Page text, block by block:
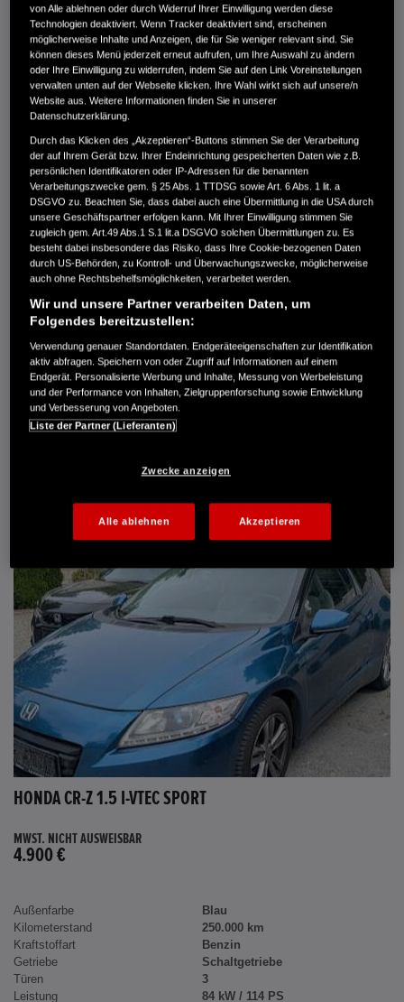
MWST. NICHT AUSWEISBAR
3.900 €
Außenfarbe
crystal black pearl
Kilometerstand
166.000 km
Kraftstoffart
Super
Getriebe
Automatik
Türen
5
Leistung
61 kW / 83 PS
Hubraum
1.339 cm³
Erstzulassung
10.2007
Bauart
Limousine
AUTO HARKE GMBH
Randersweide 59-63
21035 Hamburg
+49 40 735 935 0
DETAILS
HONDA CR-Z 1.5 I-VTEC SPORT
MWST. NICHT AUSWEISBAR
4.900 €
Außenfarbe
Blau
Kilometerstand
250.000 km
Kraftstoffart
Benzin
Getriebe
Schaltgetriebe
Türen
3
Leistung
84 kW / 114 PS
von Alle ablehnen oder durch Widerruf Ihrer Einwilligung werden diese
Technologien deaktiviert. Wenn Tracker deaktiviert sind, erscheinen
möglicherweise Inhalte und Anzeigen, die für Sie weniger relevant sind. Sie
können dieses Menü jederzeit erneut aufrufen, um Ihre Auswahl zu ändern
oder Ihre Einwilligung zu widerrufen, indem Sie auf den Link Voreinstellungen
verwalten unten auf der Webseite klicken. Ihre Wahl wirkt sich auf unsere/n
Website aus. Weitere Informationen finden Sie in unserer
Datenschutzerklärung.
Durch das Klicken des „Akzeptieren“-Buttons stimmen Sie der Verarbeitung
der auf Ihrem Gerät bzw. Ihrer Endeinrichtung gespeicherten Daten wie z.B.
persönlichen Identifikatoren oder IP-Adressen für die benannten
Verarbeitungszwecke gem. § 25 Abs. 1 TTDSG sowie Art. 6 Abs. 1 lit. a
DSGVO zu. Beachten Sie, dass dabei auch eine Übermittlung in die USA durch
unsere Geschäftspartner erfolgen kann. Mit Ihrer Einwilligung stimmen Sie
zugleich gem. Art.49 Abs.1 S.1 lit.a DSGVO solchen Übermittlungen zu. Es
besteht dabei insbesondere das Risiko, dass Ihre Cookie-bezogenen Daten
durch US-Behörden, zu Kontroll- und Überwachungszwecke, möglicherweise
auch ohne Rechtsbehelfsmöglichkeiten, verarbeitet werden.
Wir und unsere Partner verarbeiten Daten, um
Folgendes bereitzustellen:
Verwendung genauer Standortdaten. Endgeräteeigenschaften zur Identifikation
aktiv abfragen. Speichern von oder Zugriff auf Informationen auf einem
Endgerät. Personalisierte Werbung und Inhalte, Messung von Werbeleistung
und der Performance von Inhalten, Zielgruppenforschung sowie Entwicklung
und Verbesserung von Angeboten.
Liste der Partner (Lieferanten)
Zwecke anzeigen
Alle ablehnen Akzeptieren